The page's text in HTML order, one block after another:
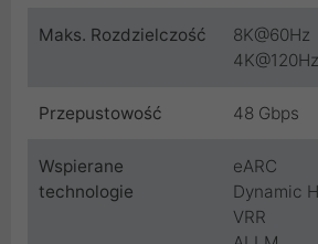
Maks. Rozdzielczość
8K@60Hz
4K@120Hz
Przepustowość 48 Gbps
Wspierane
technologie
eARC
Dynamic
VRR